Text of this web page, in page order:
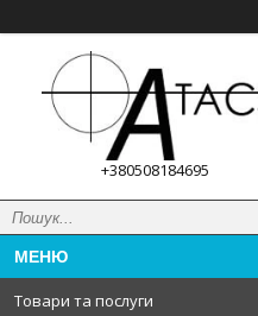
+380508184695
Товари та послуги